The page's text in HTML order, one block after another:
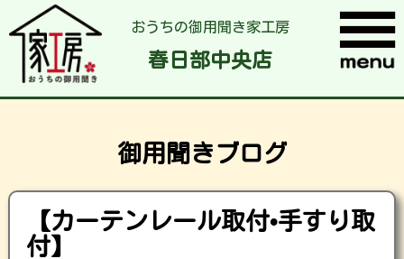
おうちの御用聞き家工房
春日部中央店
御用聞きブログ
【カーテンレール取付•手すり取
付】